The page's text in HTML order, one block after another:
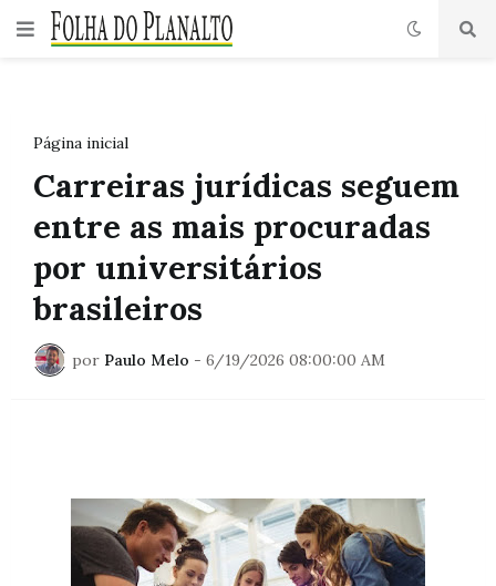
Página inicial
Carreiras jurídicas seguem
entre as mais procuradas
por universitários
brasileiros
por Paulo Melo - 6/19/2026 08:00:00 AM